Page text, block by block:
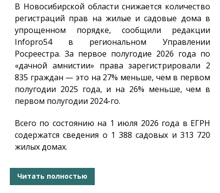
В Новосибирской области снижается количество
регистраций прав на жилые и садовые дома в
упрощенном порядке, сообщили редакции
Infopro54в региональном Управлении
Росреестра. За первое полугодие 2026 года по
«дачной амнистии» права зарегистрировали 2
835 граждан — это на 27% меньше, чем в первом
полугодии 2025 года, и на 26% меньше, чем в
первом полугодии 2024-го.
Всего по состоянию на 1 июля 2026 года в ЕГРН
содержатся сведения о 1 388 садовых и 313 720
жилых домах.
Читать полностью